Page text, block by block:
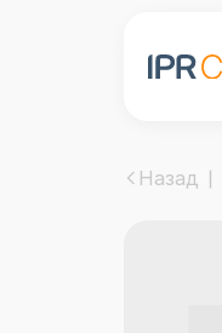
Назад